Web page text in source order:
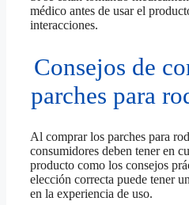
médico antes de usar el
interacciones.
Consejos de
parches para
Al comprar los parches para
consumidores deben tener en
producto como los consejos
elección correcta puede tener
en la experiencia de uso.